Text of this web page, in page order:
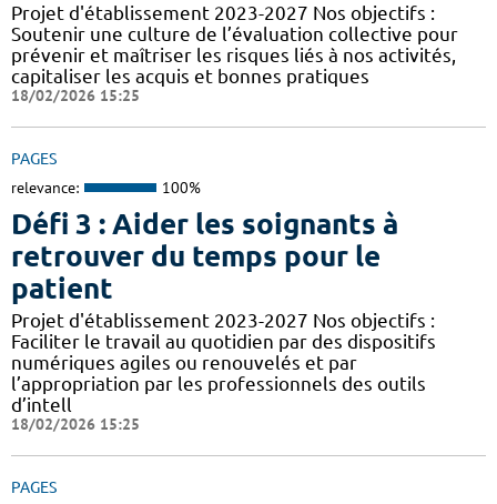
Projet d'établissement 2023-2027 Nos objectifs :
Soutenir une culture de l’évaluation collective pour
prévenir et maîtriser les risques liés à nos activités,
capitaliser les acquis et bonnes pratiques
18/02/2026 15:25
PAGES
relevance: 100%
Défi 3 : Aider les soignants à
retrouver du temps pour le
patient
Projet d'établissement 2023-2027 Nos objectifs :
Faciliter le travail au quotidien par des dispositifs
numériques agiles ou renouvelés et par
l’appropriation par les professionnels des outils
d’intell
18/02/2026 15:25
PAGES